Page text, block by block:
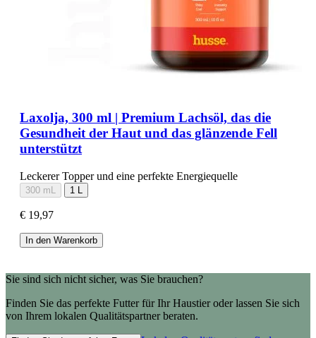
Laxolja, 300 ml | Premium Lachsöl, das die
Gesundheit der Haut und das glänzende Fell
unterstützt
Leckerer Topper und eine perfekte Energiequelle
300 mL 1 L
€ 19,97
In den Warenkorb
Sie sind sich nicht sicher, was Sie brauchen?
Finden Sie das perfekte Futter für Ihr Haustier oder lassen Sie sich
von Ihrem lokalen Qualitätspartner beraten.